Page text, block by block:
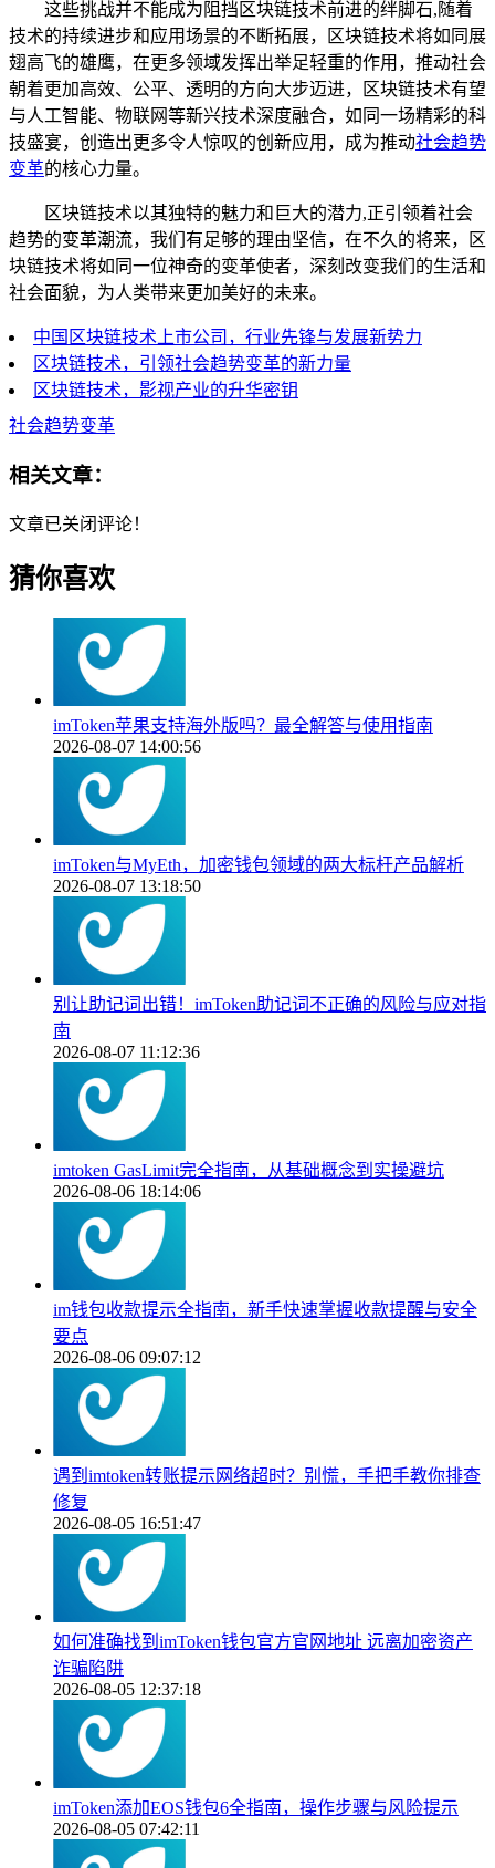
这些挑战并不能成为阻挡区块链技术前进的绊脚石,随着
技术的持续进步和应用场景的不断拓展，区块链技术将如同展
翅高飞的雄鹰，在更多领域发挥出举足轻重的作用，推动社会
朝着更加高效、公平、透明的方向大步迈进，区块链技术有望
与人工智能、物联网等新兴技术深度融合，如同一场精彩的科
技盛宴，创造出更多令人惊叹的创新应用，成为推动社会趋势
变革的核心力量。
区块链技术以其独特的魅力和巨大的潜力,正引领着社会
趋势的变革潮流，我们有足够的理由坚信，在不久的将来，区
块链技术将如同一位神奇的变革使者，深刻改变我们的生活和
社会面貌，为人类带来更加美好的未来。
中国区块链技术上市公司，行业先锋与发展新势力
区块链技术，引领社会趋势变革的新力量
区块链技术，影视产业的升华密钥
社会趋势变革
相关文章：
文章已关闭评论！
猜你喜欢
imToken苹果支持海外版吗？最全解答与使用指南
2026-08-07 14:00:56
imToken与MyEth，加密钱包领域的两大标杆产品解析
2026-08-07 13:18:50
别让助记词出错！imToken助记词不正确的风险与应对指
南
2026-08-07 11:12:36
imtoken GasLimit完全指南，从基础概念到实操避坑
2026-08-06 18:14:06
im钱包收款提示全指南，新手快速掌握收款提醒与安全
要点
2026-08-06 09:07:12
遇到imtoken转账提示网络超时？别慌，手把手教你排查
修复
2026-08-05 16:51:47
如何准确找到imToken钱包官方官网地址 远离加密资产
诈骗陷阱
2026-08-05 12:37:18
imToken添加EOS钱包6全指南，操作步骤与风险提示
2026-08-05 07:42:11